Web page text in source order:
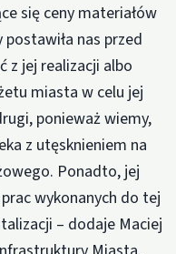
się ceny materiałów
nas przed
z jej realizacji albo
miasta w celu jej
ponieważ wiemy,
z utęsknieniem na
Ponadto, jej
wykonanych do tej
– dodaje Maciej